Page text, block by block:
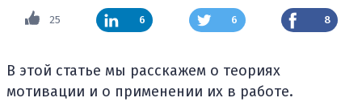
25 6 6 8
В этой статье мы расскажем о теориях
мотивации и о применении их в работе.